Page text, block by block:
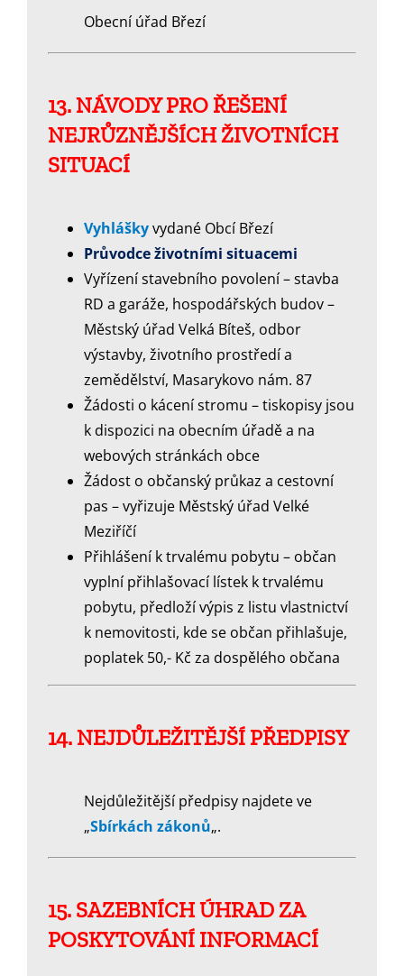
Obecní úřad Březí
13. NÁVODY PRO ŘEŠENÍ
NEJRŮZNĚJŠÍCH ŽIVOTNÍCH
SITUACÍ
Vyhláškyvydané Obcí Březí
Průvodce životními situacemi
Vyřízení stavebního povolení – stavba
RD a garáže, hospodářských budov –
Městský úřad Velká Bíteš, odbor
výstavby, životního prostředí a
zemědělství, Masarykovo nám. 87
Žádosti o kácení stromu – tiskopisy jsou
k dispozici na obecním úřadě a na
webových stránkách obce
Žádost o občanský průkaz a cestovní
pas – vyřizuje Městský úřad Velké
Meziříčí
Přihlášení k trvalému pobytu – občan
vyplní přihlašovací lístek k trvalému
pobytu, předloží výpis z listu vlastnictví
k nemovitosti, kde se občan přihlašuje,
poplatek 50,- Kč za dospělého občana
14. NEJDŮLEŽITĚJŠÍ PŘEDPISY
Nejdůležitější předpisy najdete ve
„Sbírkách zákonů„.
15. SAZEBNÍCH ÚHRAD ZA
POSKYTOVÁNÍ INFORMACÍ